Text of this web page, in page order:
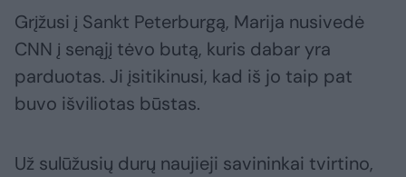
Grįžusi į Sankt Peterburgą, Marija nusivedė
CNN į senąjį tėvo butą, kuris dabar yra
parduotas. Ji įsitikinusi, kad iš jo taip pat
buvo išviliotas būstas.
Už sulūžusių durų naujieji savininkai tvirtino,